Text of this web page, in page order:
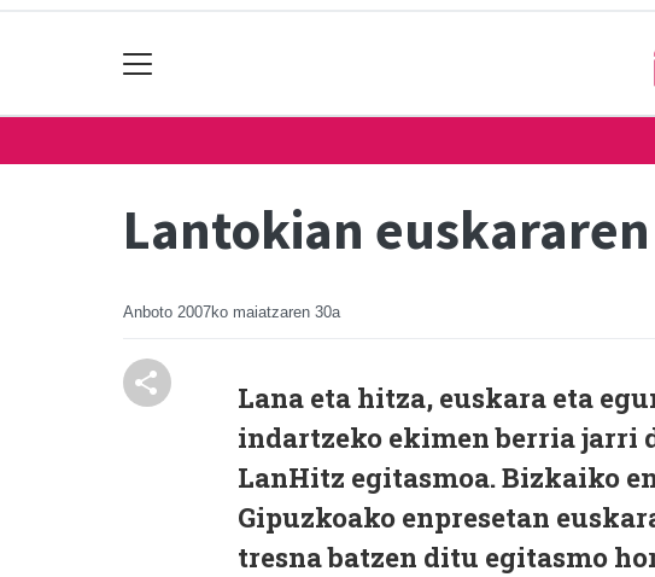
Lantokian
Anboto 2007ko maiatzaren 30a
Lana eta hitza, euskara eta
indartzeko ekimen berria jarri
LanHitz egitasmoa. Bizkaiko
Gipuzkoako enpresetan
tresna batzen ditu egitasmo